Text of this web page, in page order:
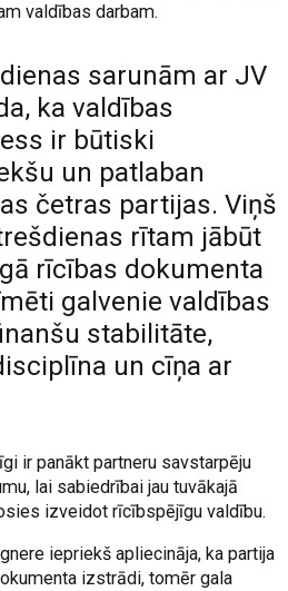
valdības darbam.
sarunām ar JV
ka valdības
ir būtiski
un patlaban
četras partijas. Viņš
rītam jābūt
rīcības dokumenta
galvenie valdības
stabilitāte,
un cīņa ar
ir panākt partneru savstarpēju
lai sabiedrībai jau tuvākajā
izveidot rīcībspējīgu valdību.
iepriekš apliecināja, ka partija
izstrādi, tomēr gala